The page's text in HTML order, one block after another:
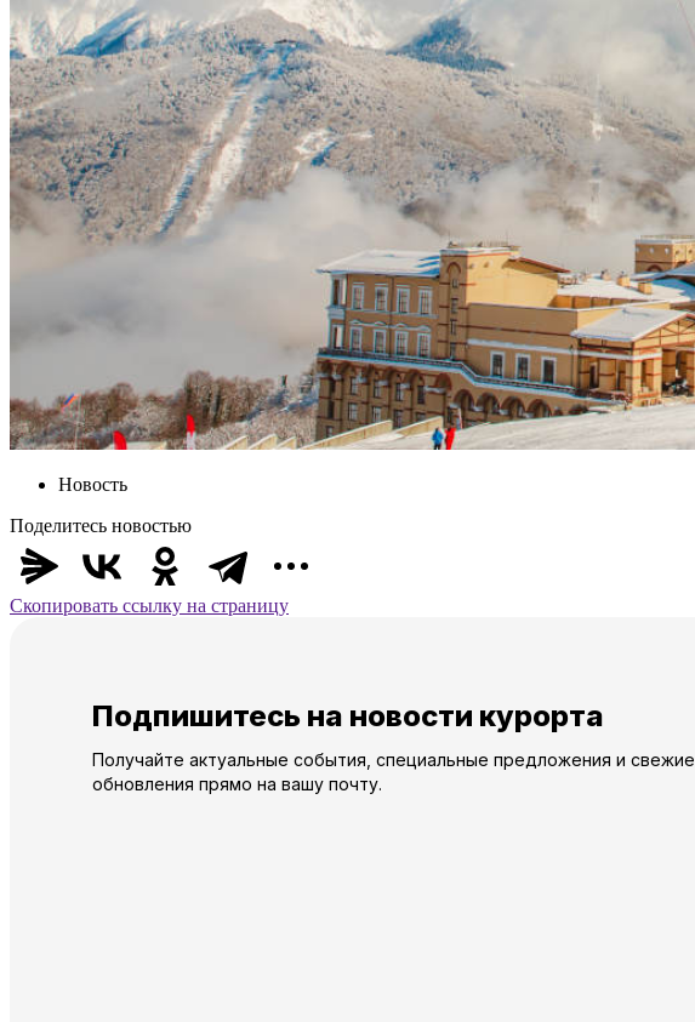
Новость
Поделитесь новостью
Скопировать ссылку на страницу
Подпишитесь на новости курорта
Получайте актуальные события, специальные предложения и свежие
обновления прямо на вашу почту.